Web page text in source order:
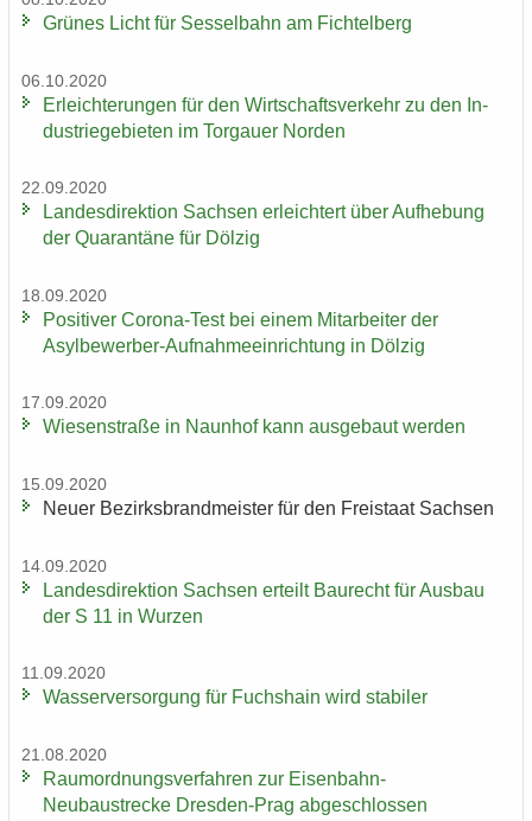
Grü­nes Licht für Ses­sel­bahn am Fich­tel­berg
06.10.2020
Er­leich­te­run­gen für den Wirt­schafts­ver­kehr zu den In­
dus­trie­ge­bie­ten im Tor­gau­er Nor­den
22.09.2020
Lan­des­di­rek­ti­on Sach­sen er­leich­tert über Auf­he­bung
der Qua­ran­tä­ne für Döl­zig
18.09.2020
Po­si­ti­ver Corona-​Test bei einem Mit­ar­bei­ter der
Asylbewerber-​Aufnahmeeinrichtung in Döl­zig
17.09.2020
Wie­sen­stra­ße in Naun­hof kann aus­ge­baut wer­den
15.09.2020
Neuer Be­zirks­brand­meis­ter für den Frei­staat Sach­sen
14.09.2020
Lan­des­di­rek­ti­on Sach­sen er­teilt Bau­recht für Aus­bau
der S 11 in Wur­zen
11.09.2020
Was­ser­ver­sor­gung für Fuchs­hain wird sta­bi­ler
21.08.2020
Raum­ord­nungs­ver­fah­ren zur Eisenbahn-​
Neubaustrecke Dresden-​Prag ab­ge­schlos­sen